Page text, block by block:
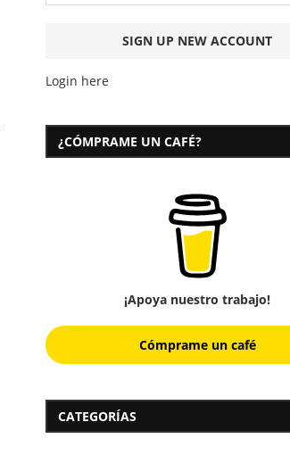
Login here
¿CÓMPRAME UN CAFÉ?
¡Apoya nuestro trabajo!
Cómprame un café
CATEGORÍAS